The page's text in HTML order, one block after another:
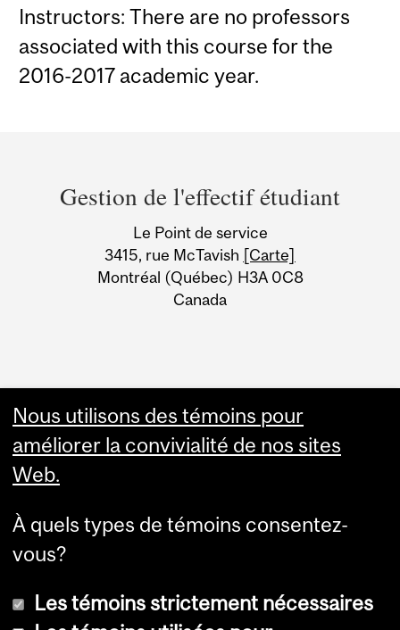
Instructors: There are no professors
associated with this course for the
2016-2017 academic year.
and
University
Information
Gestion de l'effectif étudiant
Le Point de service
3415, rue McTavish [Carte]
Montréal (Québec) H3A 0C8
Canada
Nous utilisons des témoins pour
améliorer la convivialité de nos sites
Web.
À quels types de témoins consentez-
vous?
Les témoins strictement nécessaires